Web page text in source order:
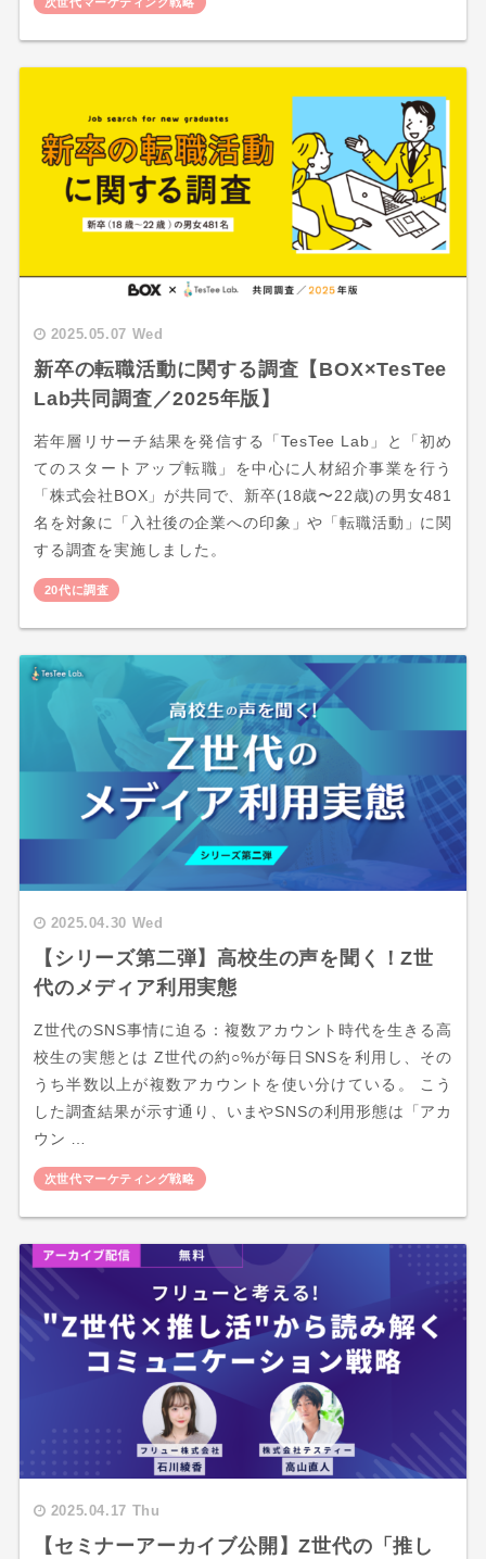
2025.05.07 Wed
新卒の転職活動に関する調査【BOX×TesTee
Lab共同調査／2025年版】
若年層リサーチ結果を発信する「TesTee Lab」と「初め
てのスタートアップ転職」を中心に人材紹介事業を行う
「株式会社BOX」が共同で、新卒(18歳〜22歳)の男女481
名を対象に「入社後の企業への印象」や「転職活動」に関
する調査を実施しました。
20代に調査
2025.04.30 Wed
【シリーズ第二弾】高校生の声を聞く！Z世
代のメディア利用実態
Z世代のSNS事情に迫る：複数アカウント時代を生きる高
校生の実態とは Z世代の約○%が毎日SNSを利用し、その
うち半数以上が複数アカウントを使い分けている。 こう
した調査結果が示す通り、いまやSNSの利用形態は「アカ
ウン …
次世代マーケティング戦略
2025.04.17 Thu
【セミナーアーカイブ公開】Z世代の「推し